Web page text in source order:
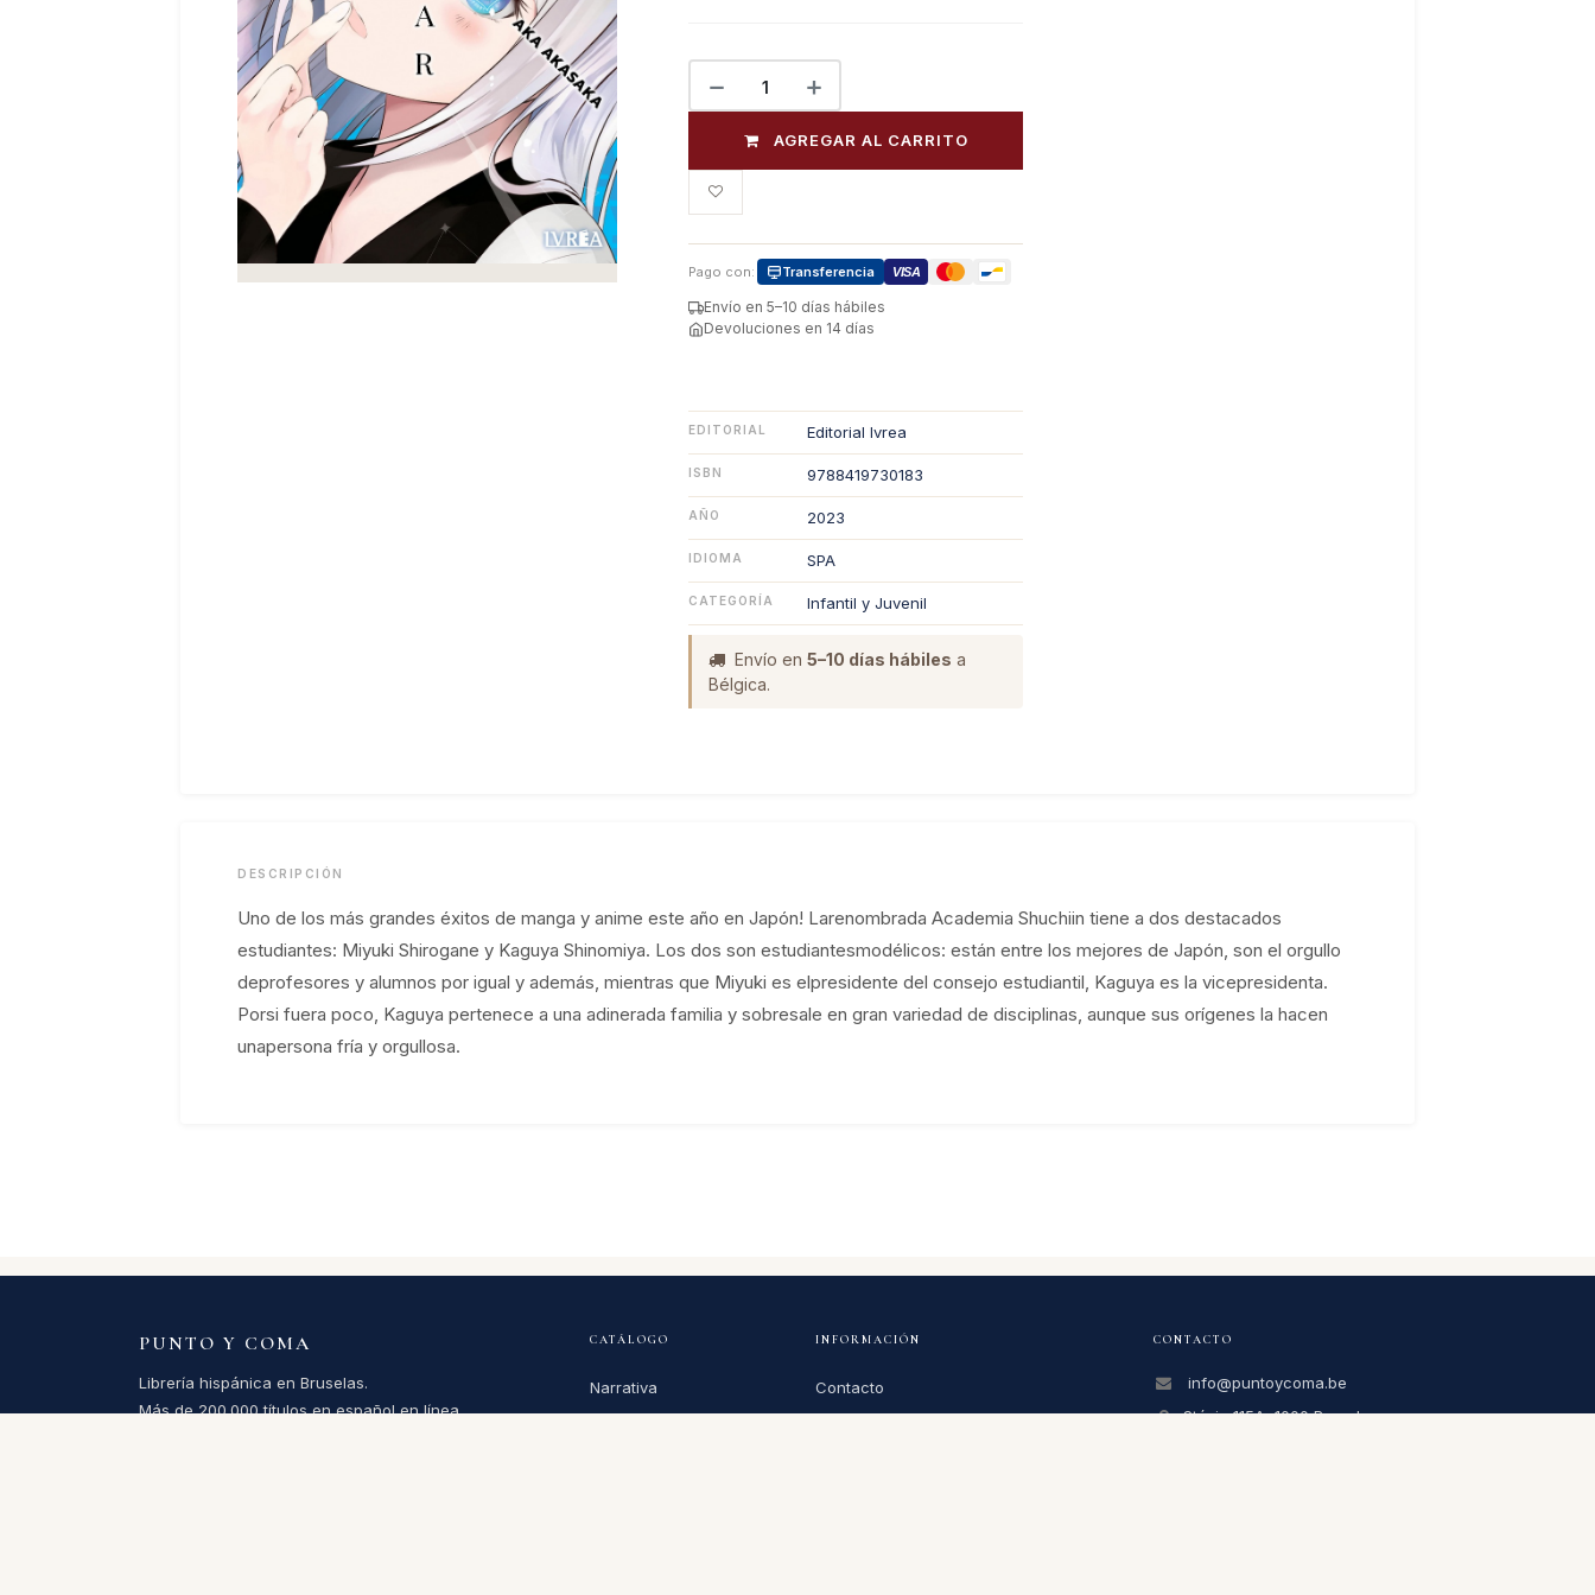
AGREGAR AL CARRITO
Pago con: Transferencia VISA
Envío en 5–10 días hábiles
Devoluciones en 14 días
EDITORIAL Editorial Ivrea
ISBN 9788419730183
AÑO 2023
IDIOMA SPA
CATEGORÍA Infantil y Juvenil
Envío en 5–10 días hábiles a
Bélgica.
DESCRIPCIÓN
Uno de los más grandes éxitos de manga y anime este año en Japón! Larenombrada Academia Shuchiin tiene a dos destacados
estudiantes: Miyuki Shirogane y Kaguya Shinomiya. Los dos son estudiantesmodélicos: están entre los mejores de Japón, son el orgullo
deprofesores y alumnos por igual y además, mientras que Miyuki es elpresidente del consejo estudiantil, Kaguya es la vicepresidenta.
Porsi fuera poco, Kaguya pertenece a una adinerada familia y sobresale en gran variedad de disciplinas, aunque sus orígenes la hacen
unapersona fría y orgullosa.
PUNTO Y COMA
Librería hispánica en Bruselas.
Más de 200.000 títulos en español en línea.
CATÁLOGO
Narrativa
INFORMACIÓN
Contacto
CONTACTO
info@puntoycoma.be
Stévin 115A, 1000 Bruselas